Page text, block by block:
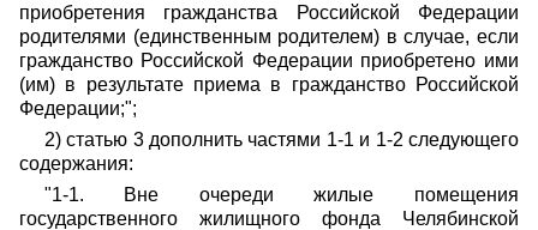
приобретения гражданства Российской Федерации
родителями (единственным родителем) в случае, если
гражданство Российской Федерации приобретено ими
(им) в результате приема в гражданство Российской
Федерации;";
2) статью 3 дополнить частями 1-1 и 1-2 следующего
содержания:
"1-1. Вне очереди жилые помещения
государственного жилищного фонда Челябинской